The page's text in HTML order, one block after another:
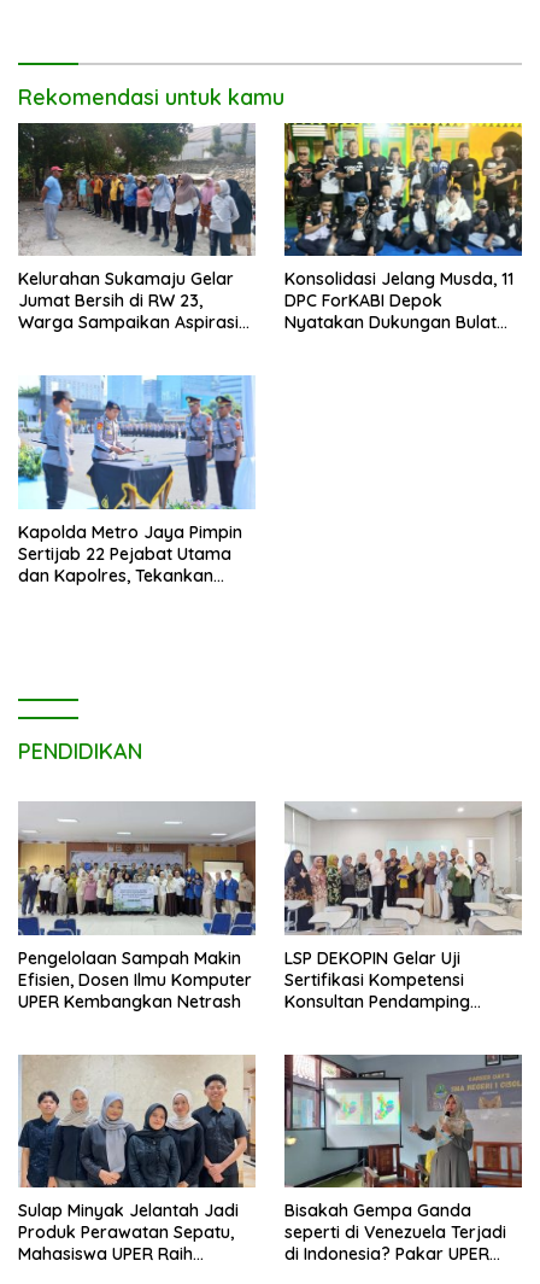
Rekomendasi untuk kamu
Kelurahan Sukamaju Gelar
Jumat Bersih di RW 23,
Warga Sampaikan Aspirasi
Konsolidasi Jelang Musda, 11
DPC ForKABI Depok
Nyatakan Dukungan Bulat
Kapolda Metro Jaya Pimpin
Sertijab 22 Pejabat Utama
dan Kapolres, Tekankan
PENDIDIKAN
Pengelolaan Sampah Makin
Efisien, Dosen Ilmu Komputer
UPER Kembangkan Netrash
LSP DEKOPIN Gelar Uji
Sertifikasi Kompetensi
Konsultan Pendamping
Sulap Minyak Jelantah Jadi
Produk Perawatan Sepatu,
Mahasiswa UPER Raih
Bisakah Gempa Ganda
seperti di Venezuela Terjadi
di Indonesia? Pakar UPER